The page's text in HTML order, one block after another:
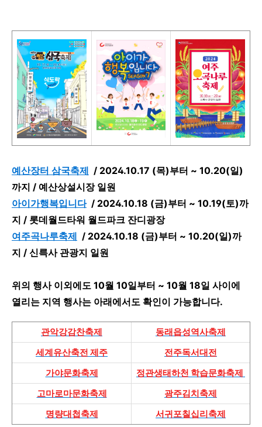
예산장터 삼국축제 / 2024.10.17 (목)부터 ~ 10.20(일)
까지 / 예산상설시장 일원
아이가행복입니다 / 2024.10.18 (금)부터 ~ 10.19(토)까
지 / 롯데월드타워 월드파크 잔디광장
여주곡나루축제 / 2024.10.18 (금)부터 ~ 10.20(일)까
지 / 신륵사 관광지 일원
위의 행사 이외에도 10월 10일부터 ~ 10월 18일 사이에
열리는 지역 행사는 아래에서도 확인이 가능합니다.
관악강감찬축제
동래읍성역사축제
세계유산축전 제주
전주독서대전
가야문화축제
정관생태하천 학습문화축제
고마로마문화축제
광주김치축제
명량대첩축제
서귀포칠십리축제